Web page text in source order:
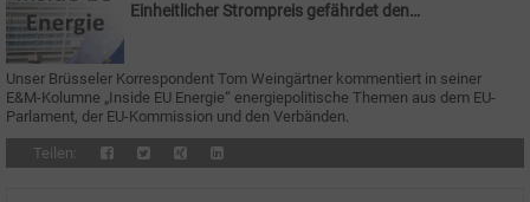
Einheitlicher Strompreis gefährdet den
Unser Brüsseler Korrespondent Tom Weingärtner kommentiert in seiner
E&M-Kolumne „Inside EU Energie“ energiepolitische Themen aus dem EU-
Parlament, der EU-Kommission und den Verbänden.
Teilen: